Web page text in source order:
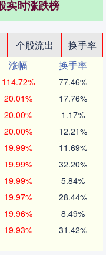
实时涨跌榜
个股流出
换手率
涨幅
换手率
114.72% 77.46%
20.01% 17.76%
20.00% 1.17%
20.00% 12.21%
19.99% 11.69%
19.99% 32.20%
19.99% 5.84%
19.97% 28.44%
19.96% 8.49%
19.93% 31.42%